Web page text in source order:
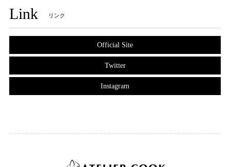
Link リンク
Official Site
Twitter
Instagram